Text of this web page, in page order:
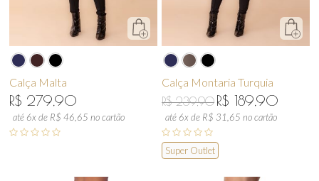
Calça Malta
R$ 279,90
até 6x de R$ 46,65 no cartão
Calça Montaria Turquia
R$ 239,90 R$ 189,90
até 6x de R$ 31,65 no cartão
Super Outlet